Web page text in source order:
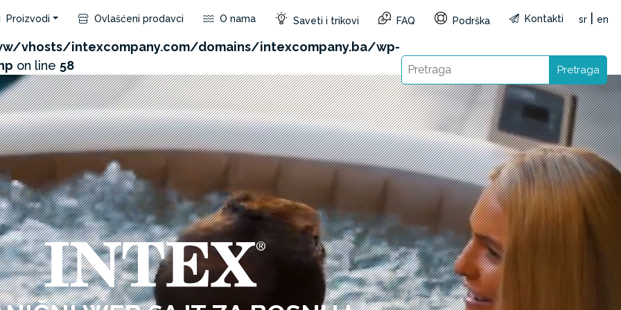
product/api.php?id=137&not_use_region=1&reg=BA&lang=sr): Failed to open stream: HTTP
vhosts/intexcompany.com/domains/intexcompany.ba/wp-
on line 58
Proizvodi Ovlašćeni prodavci O nama Saveti i trikovi FAQ Podrška Kontakti sr en
Pretraga